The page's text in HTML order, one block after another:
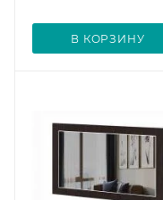
В КОРЗИНУ